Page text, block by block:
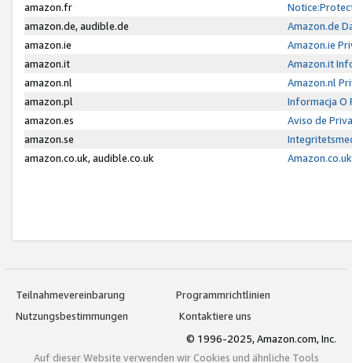
amazon.fr
amazon.de, audible.de
Amazon.de
amazon.ie
Amazon.ie
amazon.it
Amazon.it
amazon.nl
Amazon.nl
amazon.pl
Informacja O
amazon.es
Aviso de
amazon.se
amazon.co.uk, audible.co.uk
Teilnahmevereinbarung
Programmrichtlinien
Nutzungsbestimmungen
Kontaktiere uns
© 1996-2025, Amazon.com, Inc.
Auf dieser Website verwenden wir Cookies und ähnliche Tools